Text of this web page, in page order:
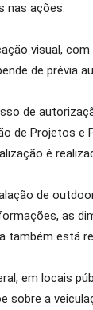
nas ações.
visual,
de prévia
de
de Projetos
é
de
as
também está
em locais
sobre a